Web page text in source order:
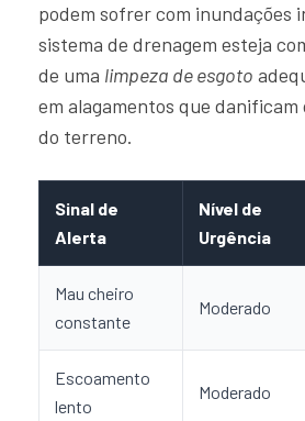
podem sofrer com inundações
sistema de drenagem esteja
de uma limpeza de esgoto
em alagamentos que
do terreno.
Sinal de
Alerta
Nível de
Urgência
Mau cheiro
constante
Moderado
Escoamento
lento
Moderado